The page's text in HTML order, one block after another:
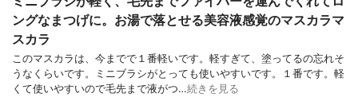
ングなまつげに。お湯で落とせる美容液感覚のマスカラマ
スカラ
このマスカラは、今までで１番軽いです。軽すぎて、塗ってるの忘れそ
うなくらいです。ミニブラシがとっても使いやすいです。１番です。軽
くて使いやすいので毛先まで液がつ…続きを見る